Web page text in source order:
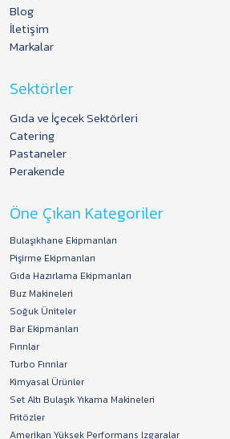
Blog
İletişim
Markalar
Sektörler
Gıda ve İçecek Sektörleri
Catering
Pastaneler
Perakende
Öne Çıkan Kategoriler
Bulaşıkhane Ekipmanları
Pişirme Ekipmanları
Gıda Hazırlama Ekipmanları
Buz Makineleri
Soğuk Üniteler
Bar Ekipmanları
Fırınlar
Turbo Fırınlar
Kimyasal Ürünler
Set Altı Bulaşık Yıkama Makineleri
Fritözler
Amerikan Yüksek Performans Izgaralar